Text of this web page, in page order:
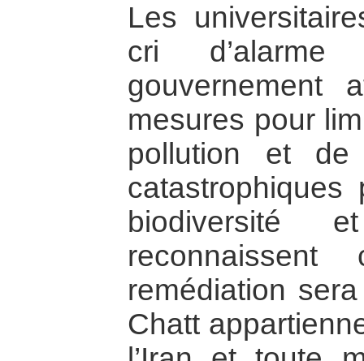
Les
cri
gouvernement
mesures pour
pollution et de
remédiation
Chatt